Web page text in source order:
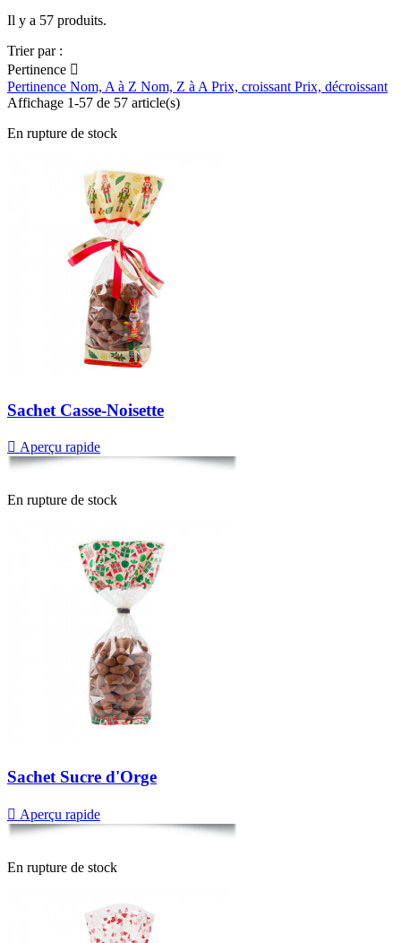
Il y a 57 produits.
Trier par :
Pertinence 
Pertinence Nom, A à Z Nom, Z à A Prix, croissant Prix, décroissant
Affichage 1-57 de 57 article(s)
En rupture de stock
Sachet Casse-Noisette
 Aperçu rapide
En rupture de stock
Sachet Sucre d'Orge
 Aperçu rapide
En rupture de stock